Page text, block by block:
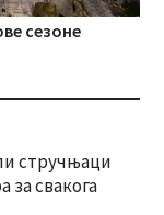
сезоне
стручњаци
за свакога